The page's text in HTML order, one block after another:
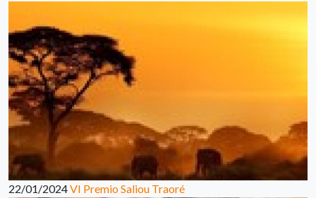
22/01/2024VI Premio Saliou Traoré